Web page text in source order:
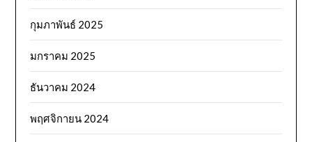
กุมภาพันธ์ 2025
มกราคม 2025
ธันวาคม 2024
พฤศจิกายน 2024